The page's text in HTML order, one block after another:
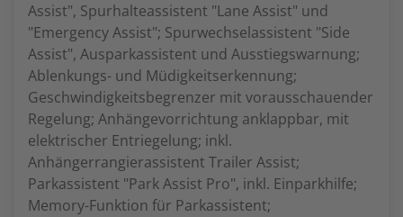
Assist", Spurhalteassistent "Lane Assist" und
"Emergency Assist"; Spurwechselassistent "Side
Assist", Ausparkassistent und Ausstiegswarnung;
Ablenkungs- und Müdigkeitserkennung;
Geschwindigkeitsbegrenzer mit vorausschauender
Regelung; Anhängevorrichtung anklappbar, mit
elektrischer Entriegelung; inkl.
Anhängerrangierassistent Trailer Assist;
Parkassistent "Park Assist Pro", inkl. Einparkhilfe;
Memory-Funktion für Parkassistent;